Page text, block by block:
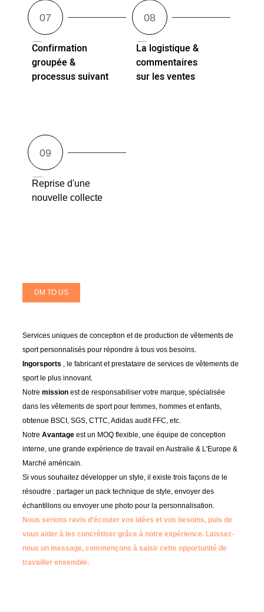
Confirmation
groupée &
processus suivant
La logistique &
commentaires
sur les ventes
Reprise d'une
nouvelle collecte
DM TO US
Services uniques de conception et de production de vêtements de
sport personnalisés pour répondre à tous vos besoins.
Ingorsports , le fabricant et prestataire de services de vêtements de
sport le plus innovant.
Notremissionest de responsabiliser votre marque, spécialisée
dans les vêtements de sport pour femmes, hommes et enfants,
obtenue BSCI, SGS, CTTC, Adidas audit FFC, etc.
NotreAvantageest un MOQ flexible, une équipe de conception
interne, une grande expérience de travail en Australie & L'Europe &
Marché américain.
Si vous souhaitez développer un style, il existe trois façons de le
résoudre : partager un pack technique de style, envoyer des
échantillons ou envoyer une photo pour la personnalisation.
Nous serions ravis d'écouter vos idées et vos besoins, puis de
vous aider à les concrétiser grâce à notre expérience. Laissez-
nous un message, commençons à saisir cette opportunité de
travailler ensemble.